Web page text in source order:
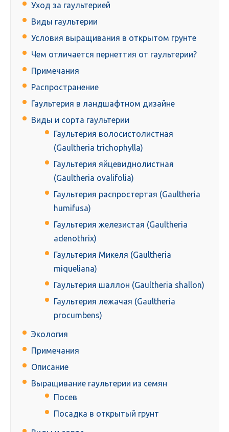
Уход за гаультерией
Виды гаультерии
Условия выращивания в открытом грунте
Чем отличается пернеттия от гаультерии?
Примечания
Распространение
Гаультерия в ландшафтном дизайне
Виды и сорта гаультерии
Гаультерия волосистолистная
(Gaultheria trichophylla)
Гаультерия яйцевиднолистная
(Gaultheria ovalifolia)
Гаультерия распростертая (Gaultheria
humifusa)
Гаультерия железистая (Gaultheria
adenothrix)
Гаультерия Микеля (Gaultheria
miqueliana)
Гаультерия шаллон (Gaultheria shallon)
Гаультерия лежачая (Gaultheria
procumbens)
Экология
Примечания
Описание
Выращивание гаультерии из семян
Посев
Посадка в открытый грунт